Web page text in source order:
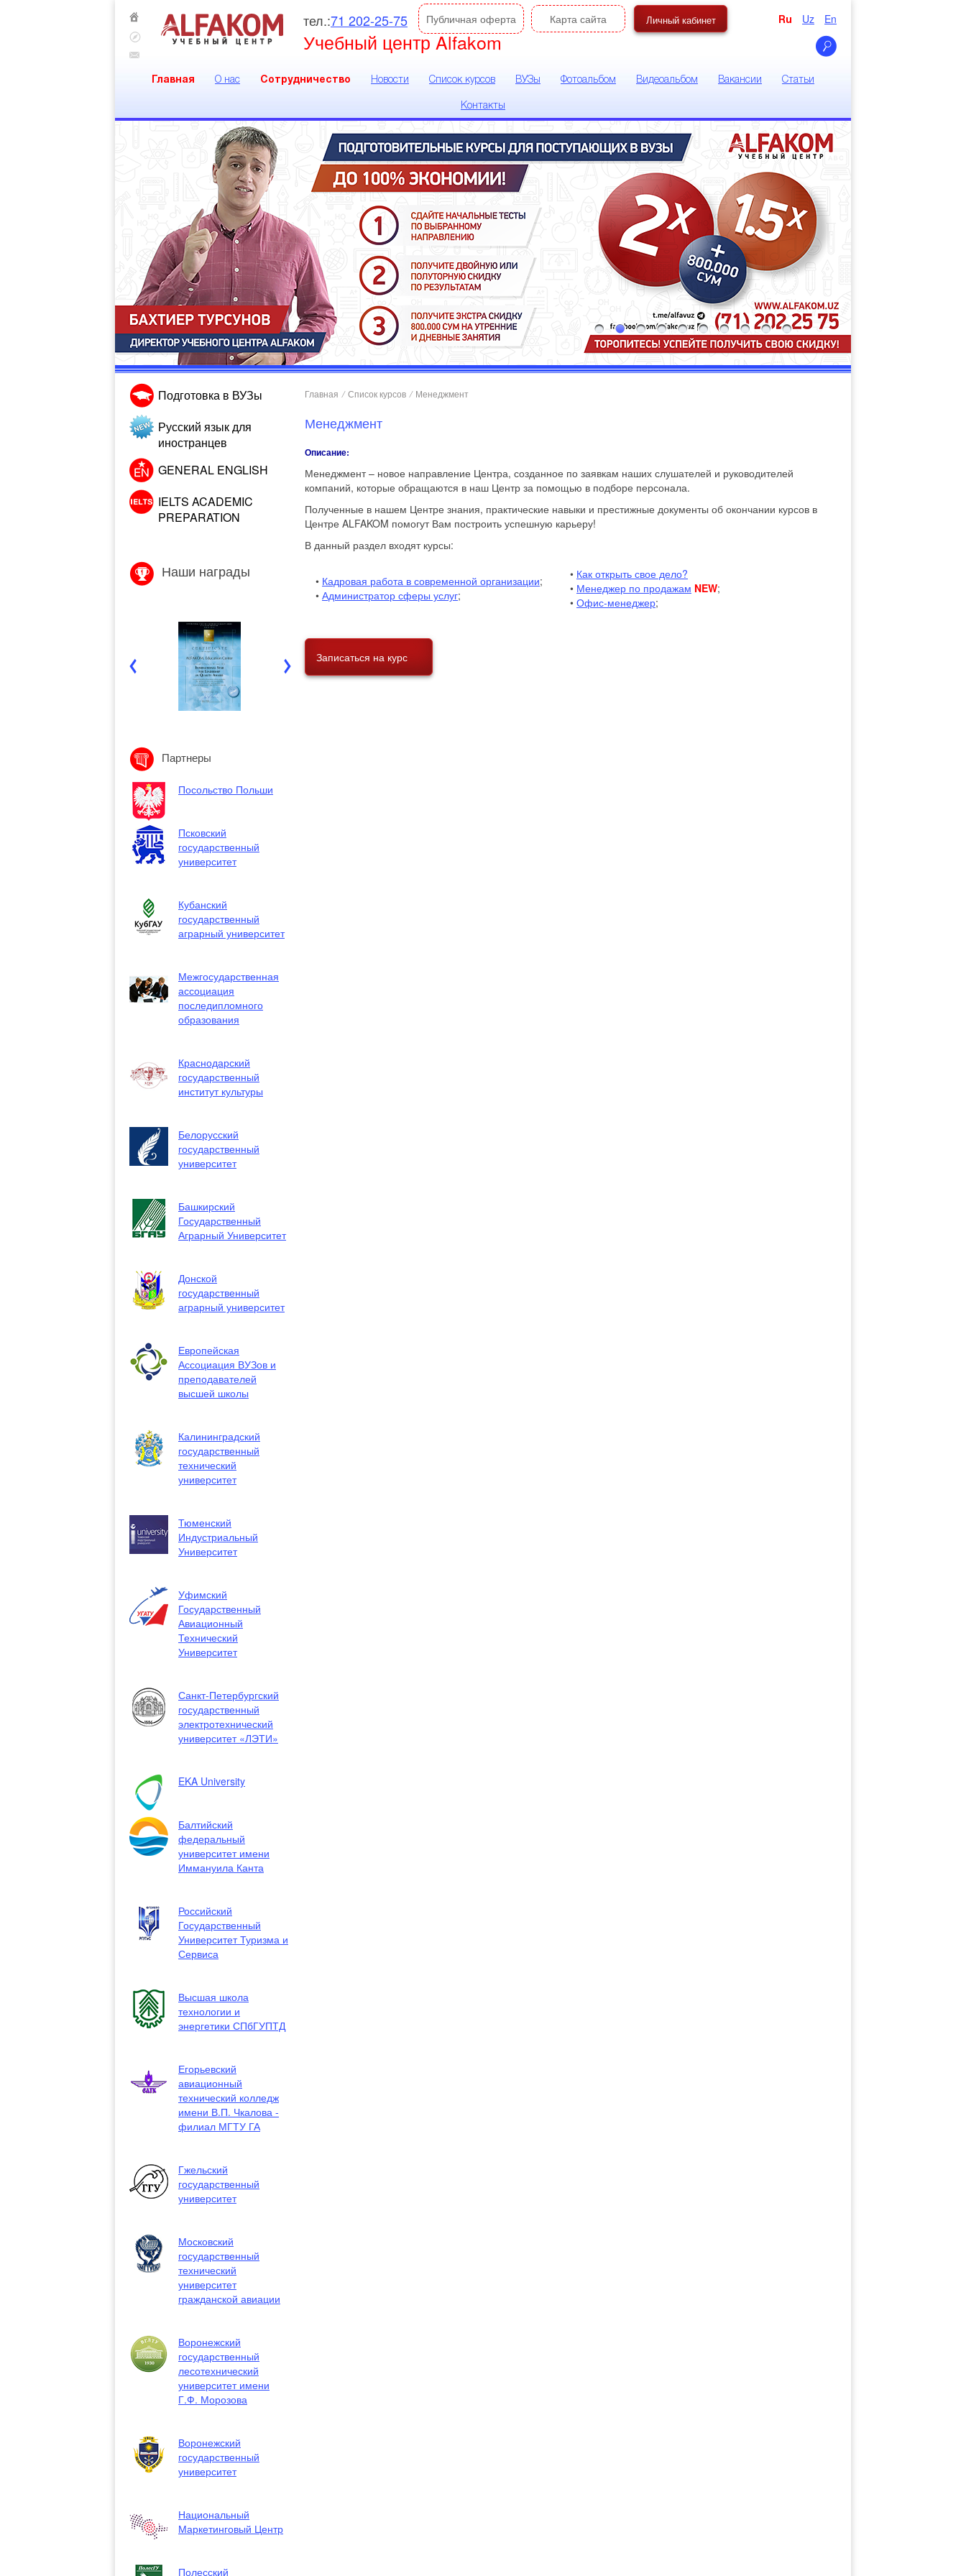
тел.:71 202-25-75 Публичная оферта
Учебный центр Alfakom
Карта сайта Личный кабинет Ru Uz En
Главная О нас Сотрудничество Новости Список курсов ВУЗы Фотоальбом Видеоальбом Вакансии Статьи
Контакты
Подготовка в ВУЗы
Русский язык для
иностранцев
GENERAL ENGLISH
IELTS ACADEMIC
PREPARATION
Наши награды
Партнеры
Посольство Польши
Псковский
государственный
университет
Кубанский
государственный
аграрный университет
Межгосударственная
ассоциация
последипломного
образования
Краснодарский
государственный
институт культуры
Белорусский
государственный
университет
Башкирский
Государственный
Аграрный Университет
Донской
государственный
аграрный университет
Европейская
Ассоциация ВУЗов и
преподавателей
высшей школы
Калининградский
государственный
технический
университет
Тюменский
Индустриальный
Университет
Уфимский
Государственный
Авиационный
Технический
Университет
Санкт-Петербургский
государственный
электротехнический
университет «ЛЭТИ»
EKA University
Балтийский
федеральный
университет имени
Иммануила Канта
Российский
Государственный
Университет Туризма и
Сервиса
Высшая школа
технологии и
энергетики СПбГУПТД
Егорьевский
авиационный
технический колледж
имени В.П. Чкалова -
филиал МГТУ ГА
Гжельский
государственный
университет
Московский
государственный
технический
университет
гражданской авиации
Воронежский
государственный
лесотехнический
университет имени
Г.Ф. Морозова
Воронежский
государственный
университет
Национальный
Маркетинговый Центр
Полесский
Главная / Список курсов / Менеджмент
Менеджмент
Описание:
Менеджмент – новое направление Центра, созданное по заявкам наших слушателей и руководителей
компаний, которые обращаются в наш Центр за помощью в подборе персонала.
Полученные в нашем Центре знания, практические навыки и престижные документы об окончании курсов в
Центре ALFAKOM помогут Вам построить успешную карьеру!
В данный раздел входят курсы:
• Кадровая работа в современной организации;
• Администратор сферы услуг;
• Как открыть свое дело?
• Менеджер по продажам NEW;
• Офис-менеджер;
Записаться на курс